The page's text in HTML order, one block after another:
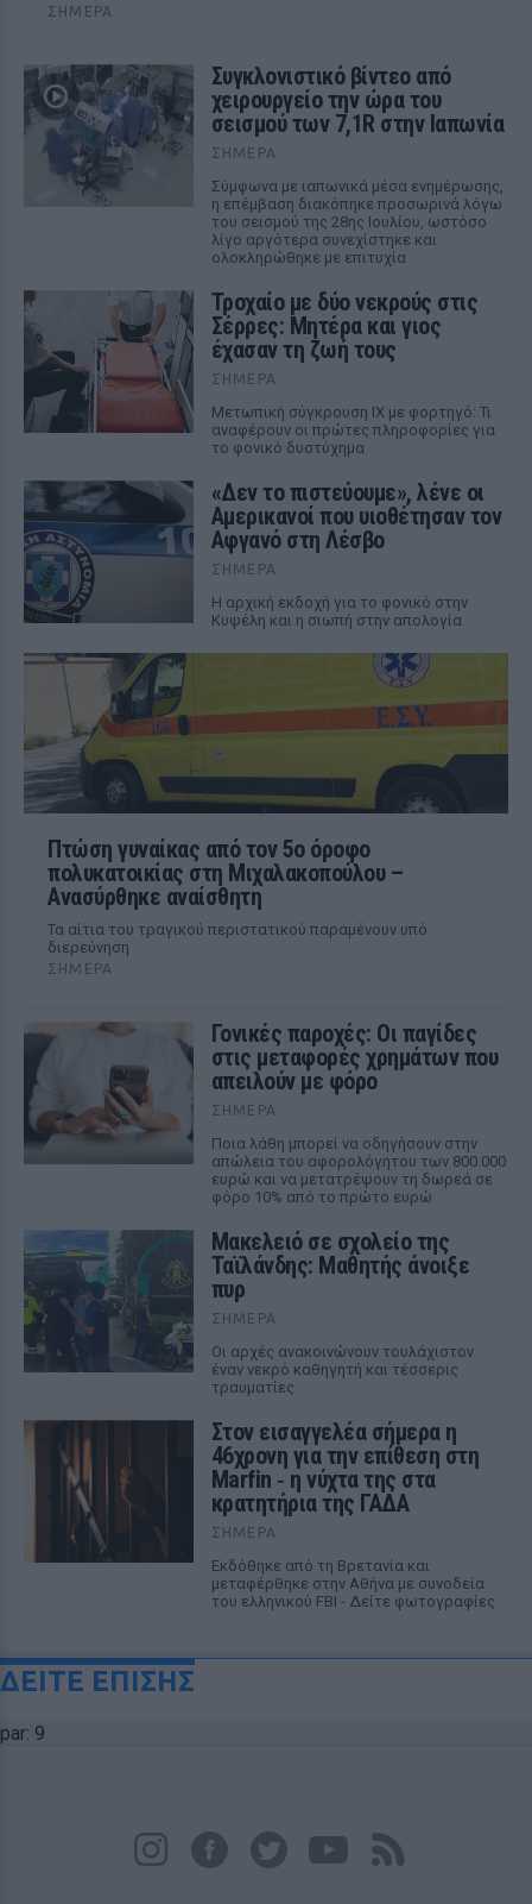
ΣΉΜΕΡΑ
Συγκλονιστικό βίντεο από
χειρουργείο την ώρα του
σεισμού των 7,1R στην Ιαπωνία
ΣΉΜΕΡΑ
Σύμφωνα με ιαπωνικά μέσα ενημέρωσης,
η επέμβαση διακόπηκε προσωρινά λόγω
του σεισμού της 28ης Ιουλίου, ωστόσο
λίγο αργότερα συνεχίστηκε και
ολοκληρώθηκε με επιτυχία
Τροχαίο με δύο νεκρούς στις
Σέρρες: Μητέρα και γιος
έχασαν τη ζωή τους
ΣΉΜΕΡΑ
Μετωπική σύγκρουση ΙΧ με φορτηγό: Τι
αναφέρουν οι πρώτες πληροφορίες για
το φονικό δυστύχημα
«Δεν το πιστεύουμε», λένε οι
Αμερικανοί που υιοθέτησαν τον
Αφγανό στη Λέσβο
ΣΉΜΕΡΑ
Η αρχική εκδοχή για το φονικό στην
Κυψέλη και η σιωπή στην απολογία
Πτώση γυναίκας από τον 5ο όροφο
πολυκατοικίας στη Μιχαλακοπούλου –
Ανασύρθηκε αναίσθητη
Τα αίτια του τραγικού περιστατικού παραμένουν υπό
διερεύνηση
ΣΉΜΕΡΑ
Γονικές παροχές: Οι παγίδες
στις μεταφορές χρημάτων που
απειλούν με φόρο
ΣΉΜΕΡΑ
Ποια λάθη μπορεί να οδηγήσουν στην
απώλεια του αφορολόγητου των 800.000
ευρώ και να μετατρέψουν τη δωρεά σε
φόρο 10% από το πρώτο ευρώ
Μακελειό σε σχολείο της
Ταϊλάνδης: Μαθητής άνοιξε
πυρ
ΣΉΜΕΡΑ
Οι αρχές ανακοινώνουν τουλάχιστον
έναν νεκρό καθηγητή και τέσσερις
τραυματίες
Στον εισαγγελέα σήμερα η
46χρονη για την επίθεση στη
Marfin ‑ η νύχτα της στα
κρατητήρια της ΓΑΔΑ
ΣΉΜΕΡΑ
Εκδόθηκε από τη Βρετανία και
μεταφέρθηκε στην Αθήνα με συνοδεία
του ελληνικού FBI - Δείτε φωτογραφίες
ΔΕΙΤΕ ΕΠΙΣΗΣ
par: 9